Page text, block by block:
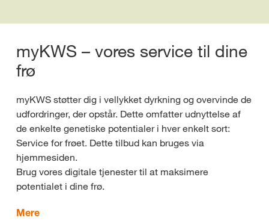
myKWS – vores service til dine
frø
myKWS støtter dig i vellykket dyrkning og overvinde de
udfordringer, der opstår. Dette omfatter udnyttelse af
de enkelte genetiske potentialer i hver enkelt sort:
Service for frøet. Dette tilbud kan bruges via
hjemmesiden.
Brug vores digitale tjenester til at maksimere
potentialet i dine frø.
Mere